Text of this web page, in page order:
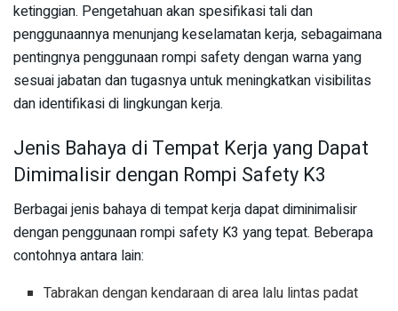
ketinggian. Pengetahuan akan spesifikasi tali dan
penggunaannya menunjang keselamatan kerja, sebagaimana
pentingnya penggunaan rompi safety dengan warna yang
sesuai jabatan dan tugasnya untuk meningkatkan visibilitas
dan identifikasi di lingkungan kerja.
Jenis Bahaya di Tempat Kerja yang Dapat
Dimimalisir dengan Rompi Safety K3
Berbagai jenis bahaya di tempat kerja dapat diminimalisir
dengan penggunaan rompi safety K3 yang tepat. Beberapa
contohnya antara lain:
Tabrakan dengan kendaraan di area lalu lintas padat